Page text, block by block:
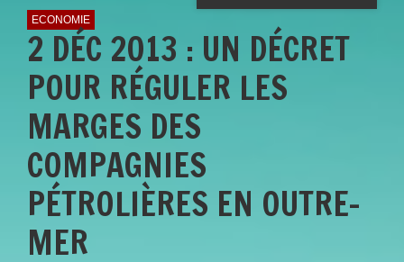
ECONOMIE
2 DÉC 2013 : UN DÉCRET
POUR RÉGULER LES
MARGES DES
COMPAGNIES
PÉTROLIÈRES EN OUTRE-
MER